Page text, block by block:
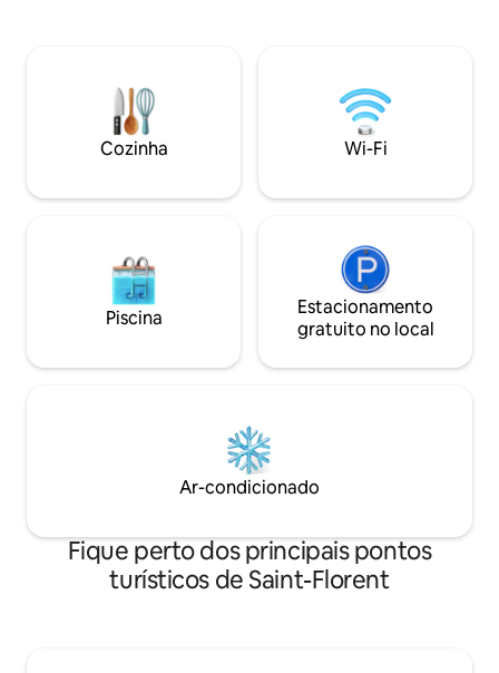
condomínio: praia (seixos) e partida de
táxis de praia para as mais belas praias de
areia de Lotu e Saleccia. A 2 minutos do
centro da cidade de carro.
confidencial, a
Florent e das
estadia exclusiva
Cozinha Wi-Fi
Piscina
Estacionamento
gratuito no local
Ar-condicionado
Fique perto dos principais pontos
turísticos de Saint-Florent